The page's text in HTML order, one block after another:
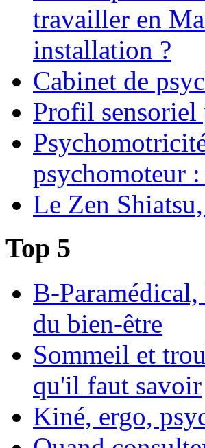
travailler en
installation ?
Cabinet de
Profil
psychomoteur
Le Zen
Top 5
B-
du bien-être
Sommeil et
qu'il faut savoir
Kiné, ergo,